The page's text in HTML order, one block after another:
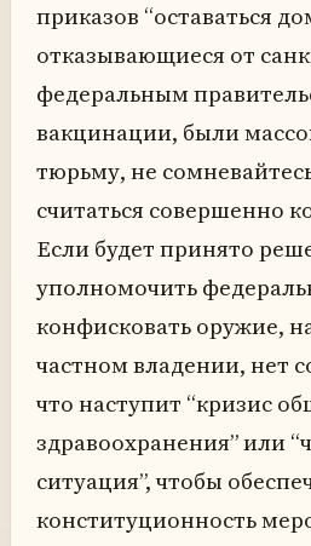
приказов “оставаться
отказывающиеся от
федеральным
вакцинации, были
тюрьму, не
считаться совершенно
Если будет принято
уполномочить
конфисковать оружие,
частном владении, нет
что наступит “кризис
здравоохранения” или
ситуация”, чтобы
конституционность